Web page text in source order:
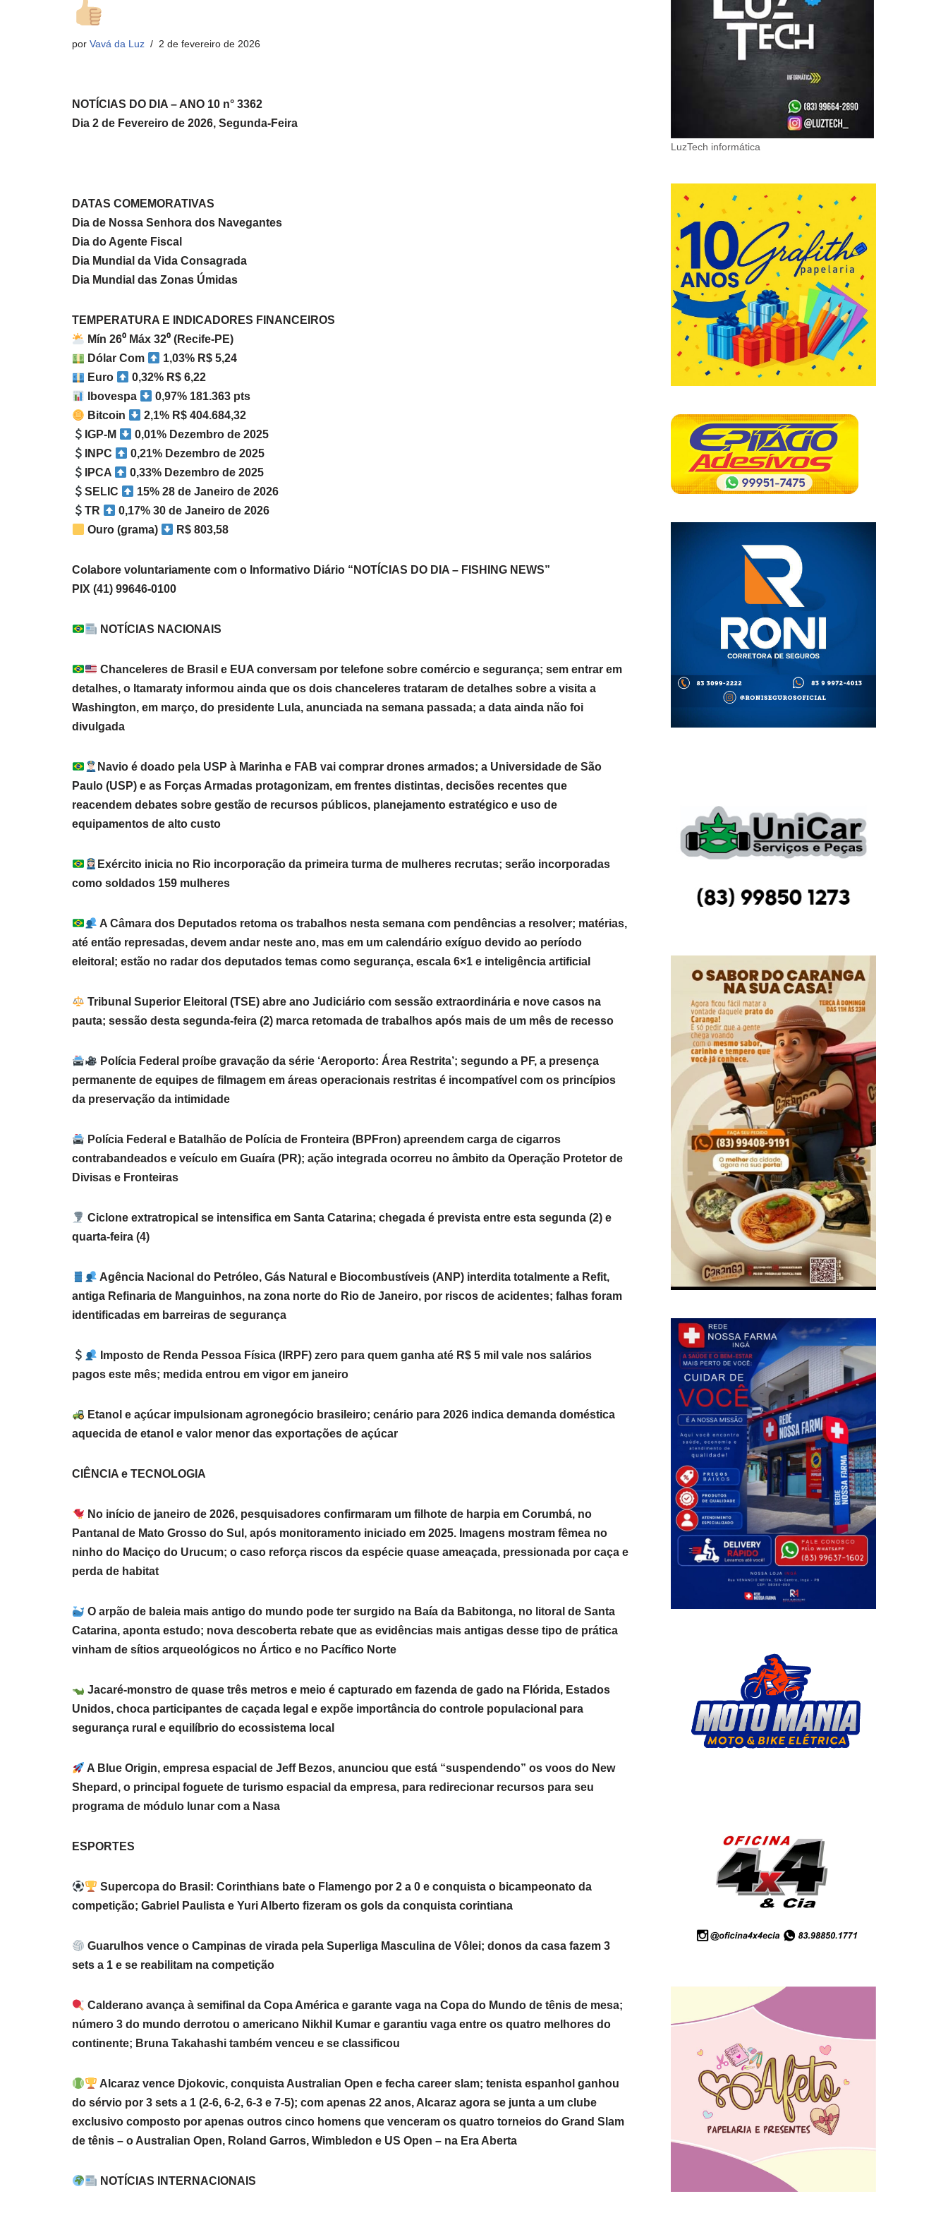
por Vavá da Luz 2 de fevereiro de 2026
NOTÍCIAS DO DIA – ANO 10 n° 3362
Dia 2 de Fevereiro de 2026, Segunda-Feira
DATAS COMEMORATIVAS
Dia de Nossa Senhora dos Navegantes
Dia do Agente Fiscal
Dia Mundial da Vida Consagrada
Dia Mundial das Zonas Úmidas
TEMPERATURA E INDICADORES FINANCEIROS
Mín 26⁰ Máx 32⁰ (Recife-PE)
Dólar Com
1,03% R$ 5,24
Euro
0,32% R$ 6,22
Ibovespa
0,97% 181.363 pts
Bitcoin
2,1% R$ 404.684,32
IGP-M
0,01% Dezembro de 2025
INPC
0,21% Dezembro de 2025
IPCA
0,33% Dezembro de 2025
SELIC
15% 28 de Janeiro de 2026
TR
0,17% 30 de Janeiro de 2026
Ouro (grama)
R$ 803,58
Colabore voluntariamente com o Informativo Diário “NOTÍCIAS DO DIA – FISHING NEWS”
PIX (41) 99646-0100
NOTÍCIAS NACIONAIS
Chanceleres de Brasil e EUA conversam por telefone sobre comércio e segurança; sem entrar em
detalhes, o Itamaraty informou ainda que os dois chanceleres trataram de detalhes sobre a visita a
Washington, em março, do presidente Lula, anunciada na semana passada; a data ainda não foi
divulgada
Navio é doado pela USP à Marinha e FAB vai comprar drones armados; a Universidade de São
Paulo (USP) e as Forças Armadas protagonizam, em frentes distintas, decisões recentes que
reacendem debates sobre gestão de recursos públicos, planejamento estratégico e uso de
equipamentos de alto custo
Exército inicia no Rio incorporação da primeira turma de mulheres recrutas; serão incorporadas
como soldados 159 mulheres
A Câmara dos Deputados retoma os trabalhos nesta semana com pendências a resolver; matérias,
até então represadas, devem andar neste ano, mas em um calendário exíguo devido ao período
eleitoral; estão no radar dos deputados temas como segurança, escala 6×1 e inteligência artificial
Tribunal Superior Eleitoral (TSE) abre ano Judiciário com sessão extraordinária e nove casos na
pauta; sessão desta segunda-feira (2) marca retomada de trabalhos após mais de um mês de recesso
Polícia Federal proíbe gravação da série ‘Aeroporto: Área Restrita’; segundo a PF, a presença
permanente de equipes de filmagem em áreas operacionais restritas é incompatível com os princípios
da preservação da intimidade
Polícia Federal e Batalhão de Polícia de Fronteira (BPFron) apreendem carga de cigarros
contrabandeados e veículo em Guaíra (PR); ação integrada ocorreu no âmbito da Operação Protetor de
Divisas e Fronteiras
Ciclone extratropical se intensifica em Santa Catarina; chegada é prevista entre esta segunda (2) e
quarta-feira (4)
Agência Nacional do Petróleo, Gás Natural e Biocombustíveis (ANP) interdita totalmente a Refit,
antiga Refinaria de Manguinhos, na zona norte do Rio de Janeiro, por riscos de acidentes; falhas foram
identificadas em barreiras de segurança
Imposto de Renda Pessoa Física (IRPF) zero para quem ganha até R$ 5 mil vale nos salários
pagos este mês; medida entrou em vigor em janeiro
Etanol e açúcar impulsionam agronegócio brasileiro; cenário para 2026 indica demanda doméstica
aquecida de etanol e valor menor das exportações de açúcar
CIÊNCIA e TECNOLOGIA
No início de janeiro de 2026, pesquisadores confirmaram um filhote de harpia em Corumbá, no
Pantanal de Mato Grosso do Sul, após monitoramento iniciado em 2025. Imagens mostram fêmea no
ninho do Maciço do Urucum; o caso reforça riscos da espécie quase ameaçada, pressionada por caça e
perda de habitat
O arpão de baleia mais antigo do mundo pode ter surgido na Baía da Babitonga, no litoral de Santa
Catarina, aponta estudo; nova descoberta rebate que as evidências mais antigas desse tipo de prática
vinham de sítios arqueológicos no Ártico e no Pacífico Norte
Jacaré-monstro de quase três metros e meio é capturado em fazenda de gado na Flórida, Estados
Unidos, choca participantes de caçada legal e expõe importância do controle populacional para
segurança rural e equilíbrio do ecossistema local
A Blue Origin, empresa espacial de Jeff Bezos, anunciou que está “suspendendo” os voos do New
Shepard, o principal foguete de turismo espacial da empresa, para redirecionar recursos para seu
programa de módulo lunar com a Nasa
ESPORTES
Supercopa do Brasil: Corinthians bate o Flamengo por 2 a 0 e conquista o bicampeonato da
competição; Gabriel Paulista e Yuri Alberto fizeram os gols da conquista corintiana
Guarulhos vence o Campinas de virada pela Superliga Masculina de Vôlei; donos da casa fazem 3
sets a 1 e se reabilitam na competição
Calderano avança à semifinal da Copa América e garante vaga na Copa do Mundo de tênis de mesa;
número 3 do mundo derrotou o americano Nikhil Kumar e garantiu vaga entre os quatro melhores do
continente; Bruna Takahashi também venceu e se classificou
Alcaraz vence Djokovic, conquista Australian Open e fecha career slam; tenista espanhol ganhou
do sérvio por 3 sets a 1 (2-6, 6-2, 6-3 e 7-5); com apenas 22 anos, Alcaraz agora se junta a um clube
exclusivo composto por apenas outros cinco homens que venceram os quatro torneios do Grand Slam
de tênis – o Australian Open, Roland Garros, Wimbledon e US Open – na Era Aberta
NOTÍCIAS INTERNACIONAIS
LuzTech informática